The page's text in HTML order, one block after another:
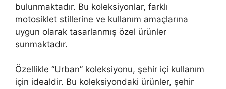
bulunmaktadır. Bu koleksiyonlar, farklı
motosiklet stillerine ve kullanım amaçlarına
uygun olarak tasarlanmış özel ürünler
sunmaktadır.
Özellikle “Urban” koleksiyonu, şehir içi kullanım
için idealdir. Bu koleksiyondaki ürünler, şehir